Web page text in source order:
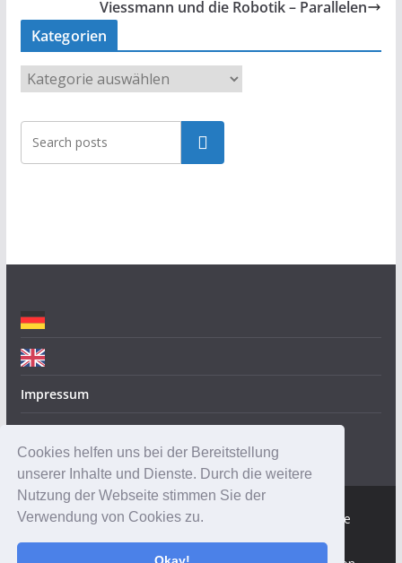
Cookies helfen uns bei der Bereitstellung
unserer Inhalte und Dienste. Durch die weitere
Nutzung der Webseite stimmen Sie der
Verwendung von Cookies zu.
Viessmann und die Robotik – Parallelen
Kategorien
t
g
Suchen
Impressum
Copyright © 2026Robotik-Insider.de
. Alle Rechte
vorbehalten.